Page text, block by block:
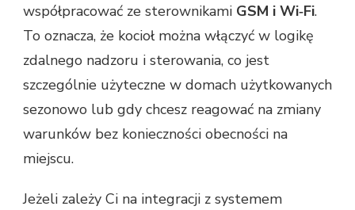
współpracować ze sterownikami GSM i Wi‑Fi.
To oznacza, że kocioł można włączyć w logikę
zdalnego nadzoru i sterowania, co jest
szczególnie użyteczne w domach użytkowanych
sezonowo lub gdy chcesz reagować na zmiany
warunków bez konieczności obecności na
miejscu.
Jeżeli zależy Ci na integracji z systemem